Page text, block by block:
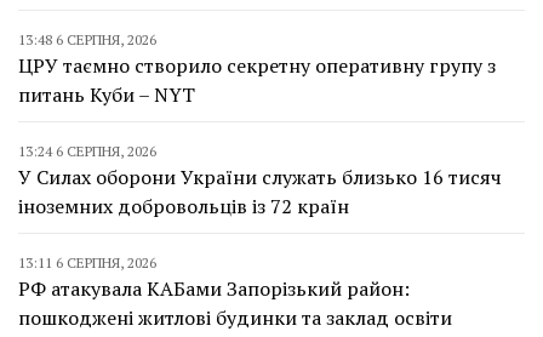
13:48 6 СЕРПНЯ, 2026
ЦРУ таємно створило секретну оперативну групу з
питань Куби – NYT
13:24 6 СЕРПНЯ, 2026
У Силах оборони України служать близько 16 тисяч
іноземних добровольців із 72 країн
13:11 6 СЕРПНЯ, 2026
РФ атакувала КАБами Запорізький район:
пошкоджені житлові будинки та заклад освіти